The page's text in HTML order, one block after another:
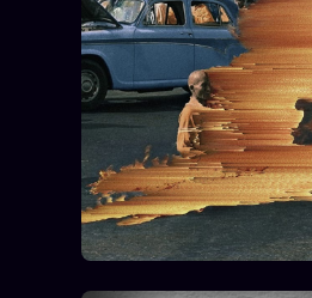
BRAQUAGE2021
SUSPECTE
Compte Suspendu2024
Les Limites2025
Le procès Brigitte Macron
Catalogue